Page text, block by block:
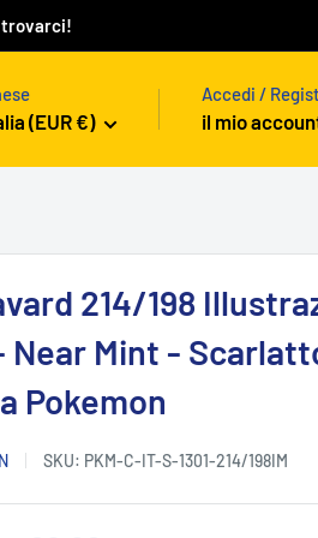
trovarci!
(EUR €)
Accedi /
il mio
214/198
Near Mint -
Pokemon
SKU: PKM-C-IT-S-1301-214/198IM